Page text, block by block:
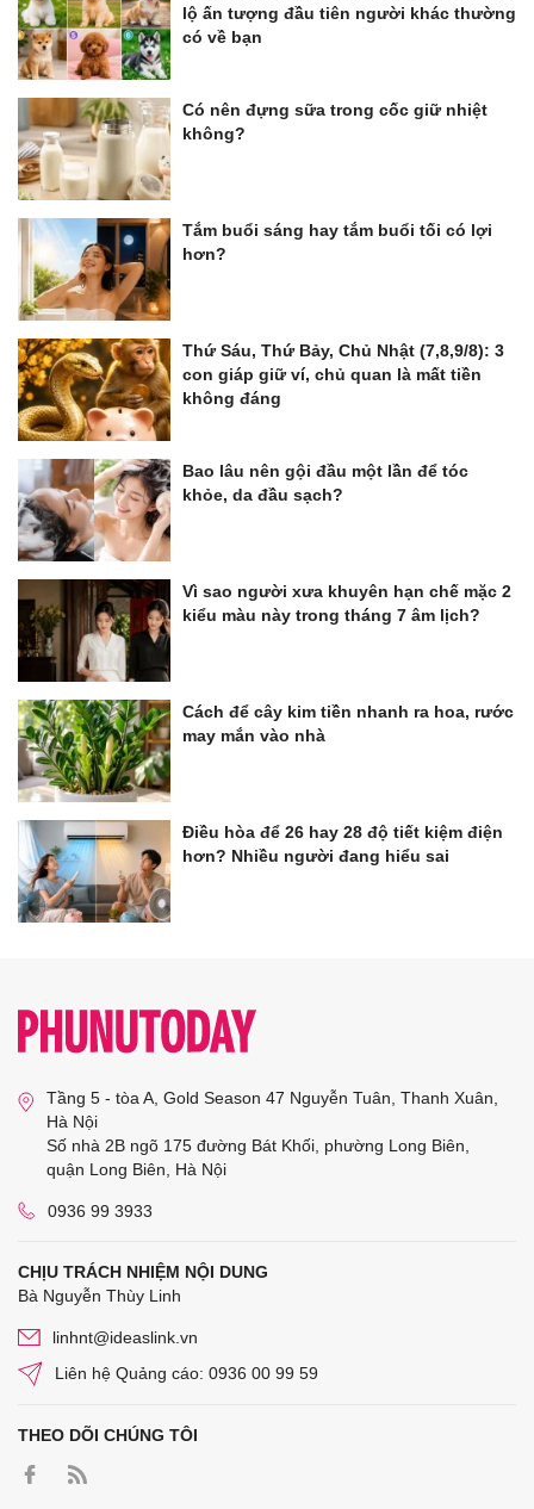
lộ ấn tượng đầu tiên người khác thường
có về bạn
Có nên đựng sữa trong cốc giữ nhiệt
không?
Tắm buổi sáng hay tắm buổi tối có lợi
hơn?
Thứ Sáu, Thứ Bảy, Chủ Nhật (7,8,9/8): 3
con giáp giữ ví, chủ quan là mất tiền
không đáng
Bao lâu nên gội đầu một lần để tóc
khỏe, da đầu sạch?
Vì sao người xưa khuyên hạn chế mặc 2
kiểu màu này trong tháng 7 âm lịch?
Cách để cây kim tiền nhanh ra hoa, rước
may mắn vào nhà
Điều hòa để 26 hay 28 độ tiết kiệm điện
hơn? Nhiều người đang hiểu sai
Tầng 5 - tòa A, Gold Season 47 Nguyễn Tuân, Thanh Xuân,
Hà Nội
Số nhà 2B ngõ 175 đường Bát Khối, phường Long Biên,
quận Long Biên, Hà Nội
0936 99 3933
CHỊU TRÁCH NHIỆM NỘI DUNG
Bà Nguyễn Thùy Linh
linhnt@ideaslink.vn
Liên hệ Quảng cáo: 0936 00 99 59
THEO DÕI CHÚNG TÔI